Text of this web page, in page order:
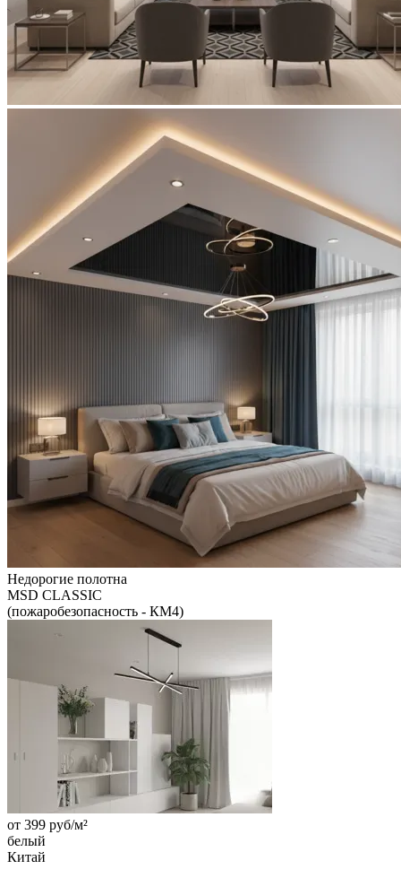
Недорогие полотна
MSD CLASSIC
(пожаробезопасность - КМ4)
от 399 руб/м²
белый
Китай